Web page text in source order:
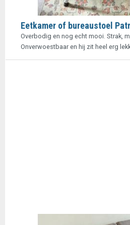
Eetkamer of bureaustoel
Overbodig en nog echt mooi. Strak,
Onverwoestbaar en hij zit heel erg